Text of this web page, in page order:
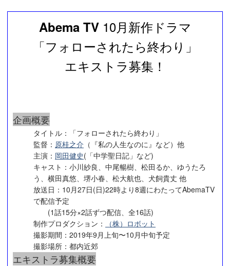
Abema TV10月新作ドラマ
「フォローされたら終わり」
エキストラ募集！
企画概要
タイトル：「フォローされたら終わり」
監督： 原桂之介 （『私の人生なのに』など）他
主演： 岡田健史(「中学聖日記」など)
キャスト：小川紗良、中尾暢樹、松田るか、ゆうたろ
う、横田真悠、堺小春、松大航也、犬飼貴丈 他
放送日：10月27日(日)22時より8週にわたってAbemaTV
で配信予定
(1話15分×2話ずつ配信、全16話)
制作プロダクション：
（株）ロボット
撮影期間：2019年9月上旬〜10月中旬予定
撮影場所：都内近郊
エキストラ募集概要